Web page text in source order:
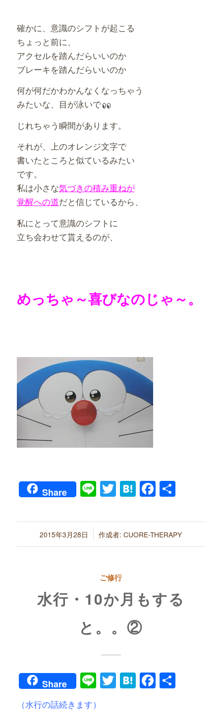
確かに、意識のシフトが起こる
ちょっと前に、
アクセルを踏んだらいいのか
ブレーキを踏んだらいいのか
何が何だかわかんなくなっちゃう
みたいな、目が泳いで
じれちゃう瞬間があります。
それが、上のオレンジ文字で
書いたところと似ているみたい
です。
私は小さな気づきの積み重ねが
覚醒への道だと信じているから、
私にとって意識のシフトに
立ち会わせて貰えるのが、
めっちゃ～喜びなのじゃ～。
Share LineTwitter
Hatena共
2015年3月28日
/ 作成者:CUORE-THERAPY
ご修行
水行・10か月もする
と。。②
Share LineTwitter
Hatena共
（水行の話続きます）